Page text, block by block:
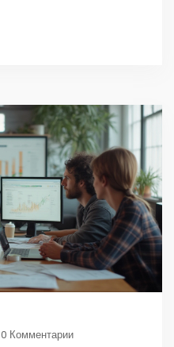
0 Комментарии